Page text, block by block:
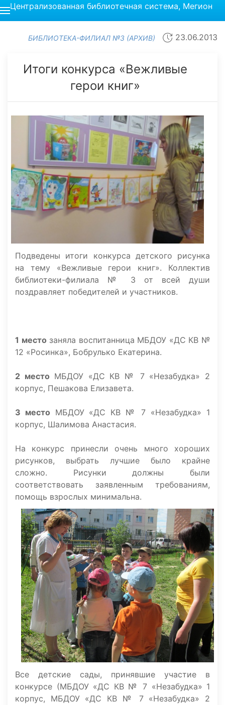
Централизованная библиотечная система, Мегион
БИБЛИОТЕКА-ФИЛИАЛ №3 (АРХИВ) 23.06.2013
Итоги конкурса «Вежливые
герои книг»
Подведены итоги конкурса детского рисунка
на тему «Вежливые герои книг». Коллектив
библиотеки-филиала № 3 от всей души
поздравляет победителей и участников.
1 место заняла воспитанница МБДОУ «ДС КВ №
12 «Росинка», Бобрулько Екатерина.
2 место МБДОУ «ДС КВ № 7 «Незабудка» 2
корпус, Пешакова Елизавета.
3 место МБДОУ «ДС КВ № 7 «Незабудка» 1
корпус, Шалимова Анастасия.
На конкурс принесли очень много хороших
рисунков, выбрать лучшие было крайне
сложно. Рисунки должны были
соответствовать заявленным требованиям,
помощь взрослых минимальна.
Все детские сады, принявшие участие в
конкурсе (МБДОУ «ДС КВ № 7 «Незабудка» 1
корпус, МБДОУ «ДС КВ № 7 «Незабудка» 2